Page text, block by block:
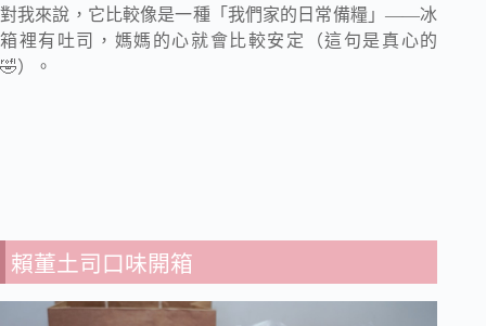
對我來說，它比較像是一種「我們家的日常備糧」——冰
箱裡有吐司，媽媽的心就會比較安定（這句是真心的
🤣）。
賴董土司口味開箱